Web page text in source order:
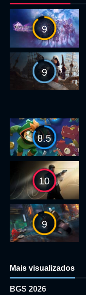
9
9
8.5
10
9
Mais visualizados
BGS 2026